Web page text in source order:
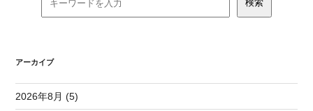
アーカイブ
2026年8月 (5)